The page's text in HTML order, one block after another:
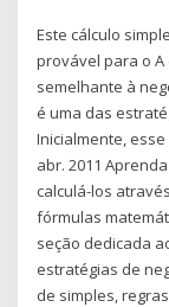
Este cálculo
provável para o
semelhante à
é uma das
Inicialmente,
abr. 2011
calculá-los
fórmulas
seção dedicada
estratégias de
de simples,